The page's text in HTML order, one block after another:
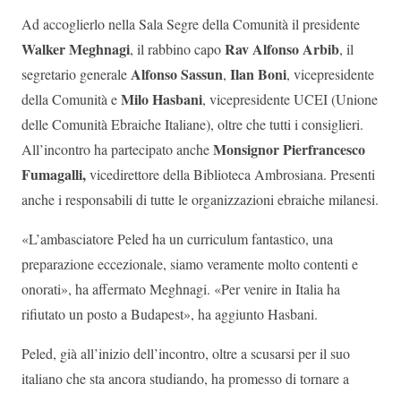
Ad accoglierlo nella Sala Segre della Comunità il presidente
Walker Meghnagi, il rabbino capoRav Alfonso Arbib, il
segretario generaleAlfonso Sassun, Ilan Boni, vicepresidente
della Comunità eMilo Hasbani, vicepresidente UCEI (Unione
delle Comunità Ebraiche Italiane), oltre che tutti i consiglieri.
All’incontro ha partecipato ancheMonsignor Pierfrancesco
Fumagalli,vicedirettore della Biblioteca Ambrosiana. Presenti
anche i responsabili di tutte le organizzazioni ebraiche milanesi.
«L’ambasciatore Peled ha un curriculum fantastico, una
preparazione eccezionale, siamo veramente molto contenti e
onorati», ha affermato Meghnagi. «Per venire in Italia ha
rifiutato un posto a Budapest», ha aggiunto Hasbani.
Peled, già all’inizio dell’incontro, oltre a scusarsi per il suo
italiano che sta ancora studiando, ha promesso di tornare a